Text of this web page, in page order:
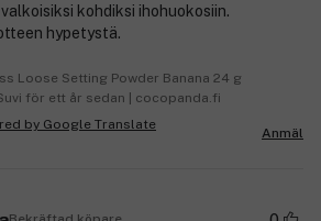
kohdiksi ihohuokosiin.
hypetystä.
Loose Setting Powder Banana 24 g
för ett år sedan | cocopanda.fi
Anmäl